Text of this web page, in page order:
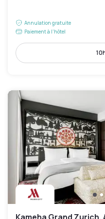
Annulation gratuite
Paiement à l'hôtel